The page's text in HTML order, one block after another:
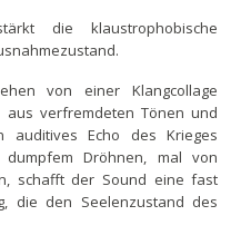
die klaustrophobische
von einer Klangcollage
verfremdeten Tönen und
auditives Echo des Krieges
Dröhnen, mal von
schafft der Sound eine fast
die den Seelenzustand des